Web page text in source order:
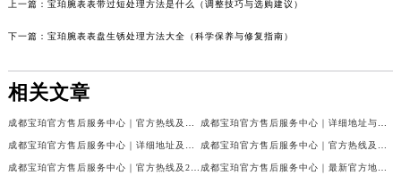
上一篇： 宝珀腕表表带过短处理方法是什么（调整技巧与选购建议）
下一篇： 宝珀腕表表盘生锈处理方法大全（科学保养与修复指南）
相关文章
成都宝珀官方售后服务中心｜官方热线及门店地址权威信息公示（2026年7月最新） 成都宝珀官方售后服务中心｜详细地址与官方服务热线权威信息公示（2026年7月最新）
成都宝珀官方售后服务中心｜详细地址及服务电话权威信息公示（2026年7月最新） 成都宝珀官方售后服务中心｜官方热线及全部网点地址权威信息公示（2026年7月最新）
成都宝珀官方售后服务中心｜官方热线及24小时维修地址权威信息公示（2026年7月最新） 成都宝珀官方售后服务中心｜最新官方地址和维修热线权威信息公示（2026年7月最新）